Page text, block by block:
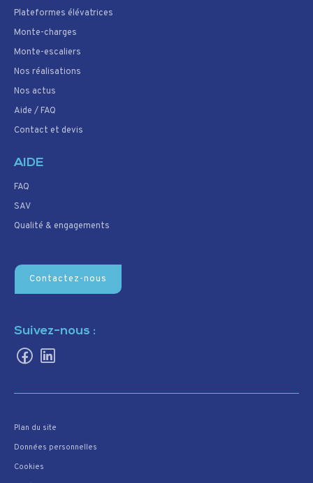
Plateformes élévatrices
Monte-charges
Monte-escaliers
Nos réalisations
Nos actus
Aide / FAQ
Contact et devis
AIDE
FAQ
SAV
Qualité & engagements
Contactez-nous
Suivez-nous :
Plan du site
Données personnelles
Cookies